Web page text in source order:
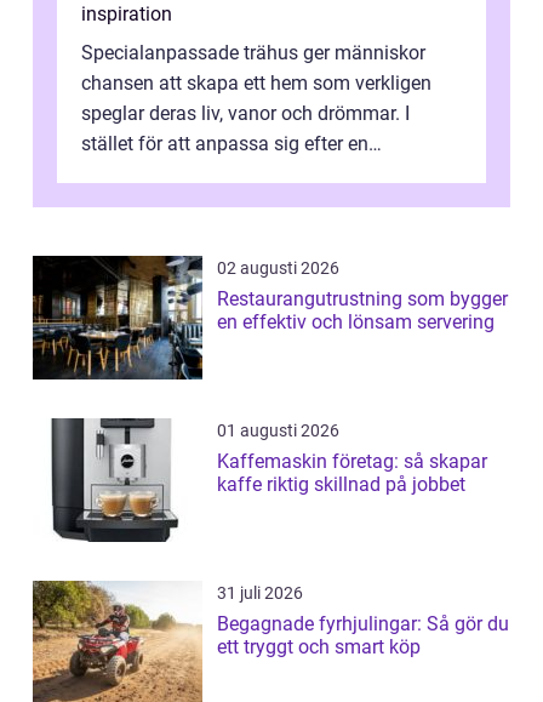
inspiration
Specialanpassade trähus ger människor
chansen att skapa ett hem som verkligen
speglar deras liv, vanor och drömmar. I
stället för att anpassa sig efter en
02 augusti 2026
Restaurangutrustning som bygger
en effektiv och lönsam servering
01 augusti 2026
Kaffemaskin företag: så skapar
kaffe riktig skillnad på jobbet
31 juli 2026
Begagnade fyrhjulingar: Så gör du
ett tryggt och smart köp